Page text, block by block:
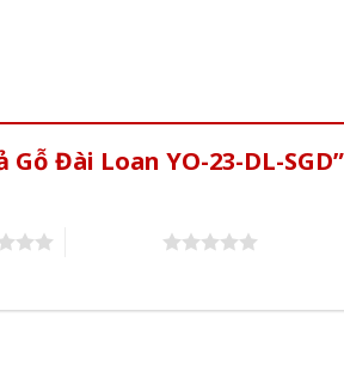
Đài Loan YO-23-DL-SGD”